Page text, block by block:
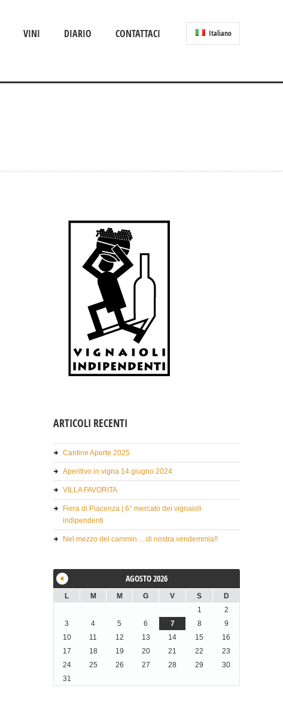
VINI DIARIO CONTATTACI Italiano
ARTICOLI RECENTI
Cantine Aperte 2025
Aperitivo in vigna 14 giugno 2024
VILLA FAVORITA
Fiera di Piacenza | 6° mercato dei vignaioli
indipendenti
Nel mezzo del cammin….di nostra vendemmia!!
AGOSTO 2026
L M M G V S
D
1
2
3
4 5 6 7 8
9
10
11 12 13 14 15
16
17
18 19 20 21 22
23
24
25 26 27 28 29
30
31